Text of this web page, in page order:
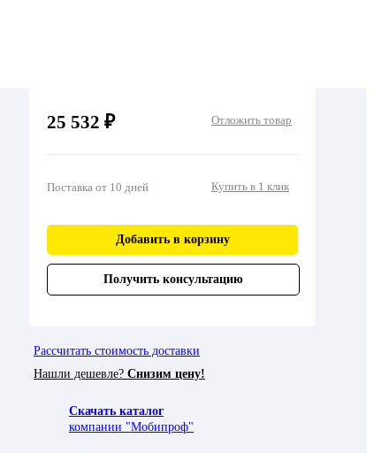
25 532 ₽ Отложить товар
Поставка от 10 дней Купить в 1 клик
Добавить в корзину
Получить консультацию
Рассчитать стоимость доставки
Нашли дешевле? Снизим цену!
Скачать каталог
компании "Мобипроф"